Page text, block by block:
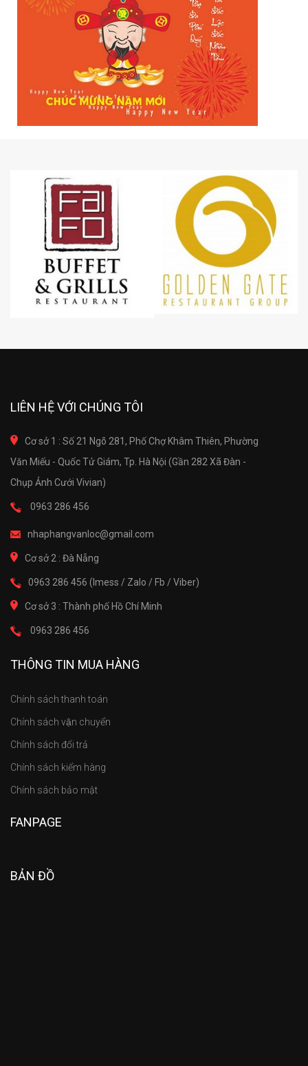
LIÊN HỆ VỚI CHÚNG TÔI
Cơ sở 1 : Số 21 Ngõ 281, Phố Chợ Khâm Thiên, Phường
Văn Miếu - Quốc Tử Giám, Tp. Hà Nội (Gần 282 Xã Đàn -
Chụp Ảnh Cưới Vivian)
0963 286 456
nhaphangvanloc@gmail.com
Cơ sở 2 : Đà Nẵng
0963 286 456 (Imess / Zalo / Fb / Viber)
Cơ sở 3 : Thành phố Hồ Chí Minh
0963 286 456
THÔNG TIN MUA HÀNG
Chính sách thanh toán
Chính sách vận chuyển
Chính sách đổi trả
Chính sách kiểm hàng
Chính sách bảo mật
FANPAGE
BẢN ĐỒ